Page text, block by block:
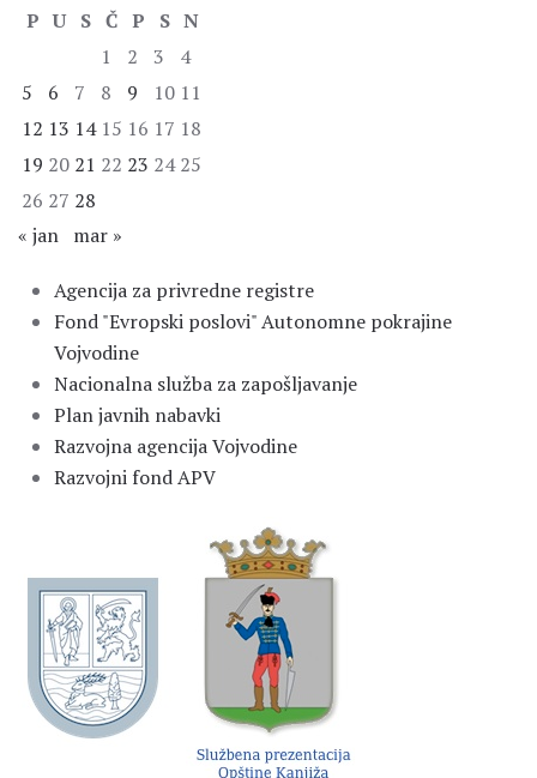
P U S Č P S N
1
2 3
4
5
6 7 8 9 10 11
12 13 14 15 16 17 18
19 20 21 22 23 24 25
26 27 28
« jan mar »
Agencija za privredne registre
Fond "Evropski poslovi" Autonomne pokrajine
Vojvodine
Nacionalna služba za zapošljavanje
Plan javnih nabavki
Razvojna agencija Vojvodine
Razvojni fond APV